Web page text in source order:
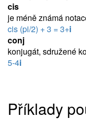
cis
je méně známá
cis (pi/2) + 3 = 3+i
conj
konjugát, sdružené
5-4i
Příklady